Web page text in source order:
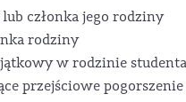
członka jego rodziny
rodziny
w rodzinie
przejściowe